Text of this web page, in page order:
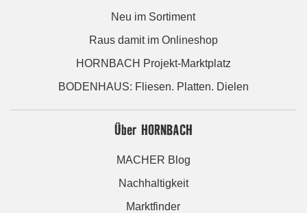
Neu im Sortiment
Raus damit im Onlineshop
HORNBACH Projekt-Marktplatz
BODENHAUS: Fliesen. Platten. Dielen
Über HORNBACH
MACHER Blog
Nachhaltigkeit
Marktfinder